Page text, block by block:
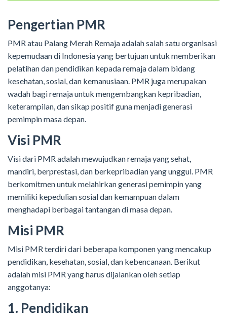
Pengertian PMR
PMR atau Palang Merah Remaja adalah salah satu organisasi
kepemudaan di Indonesia yang bertujuan untuk memberikan
pelatihan dan pendidikan kepada remaja dalam bidang
kesehatan, sosial, dan kemanusiaan. PMR juga merupakan
wadah bagi remaja untuk mengembangkan kepribadian,
keterampilan, dan sikap positif guna menjadi generasi
pemimpin masa depan.
Visi PMR
Visi dari PMR adalah mewujudkan remaja yang sehat,
mandiri, berprestasi, dan berkepribadian yang unggul. PMR
berkomitmen untuk melahirkan generasi pemimpin yang
memiliki kepedulian sosial dan kemampuan dalam
menghadapi berbagai tantangan di masa depan.
Misi PMR
Misi PMR terdiri dari beberapa komponen yang mencakup
pendidikan, kesehatan, sosial, dan kebencanaan. Berikut
adalah misi PMR yang harus dijalankan oleh setiap
anggotanya:
1. Pendidikan